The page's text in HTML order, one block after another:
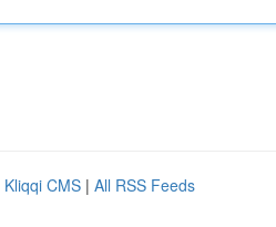
Kliqqi CMS | All RSS Feeds